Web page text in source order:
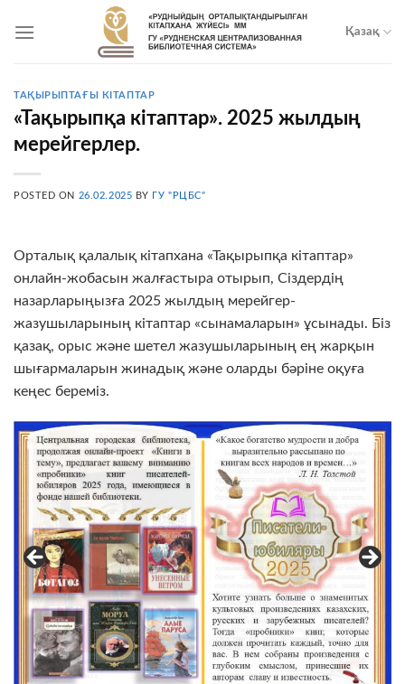
Қазақ
ТАҚЫРЫПТАҒЫ КІТАПТАР
«Тақырыпқа кітаптар». 2025 жылдың
мерейгерлер.
POSTED ON 26.02.2025 BY ГУ "РЦБС"
Орталық қалалық кітапхана «Тақырыпқа кітаптар»
онлайн-жобасын жалғастыра отырып, Сіздердің
назарларыңызға 2025 жылдың мерейгер-
жазушыларының кітаптар «сынамаларын» ұсынады. Біз
қазақ, орыс және шетел жазушыларының ең жарқын
шығармаларын жинадық және оларды бәріне оқуға
кеңес береміз.